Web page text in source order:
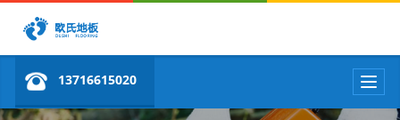
T
o
13716615020